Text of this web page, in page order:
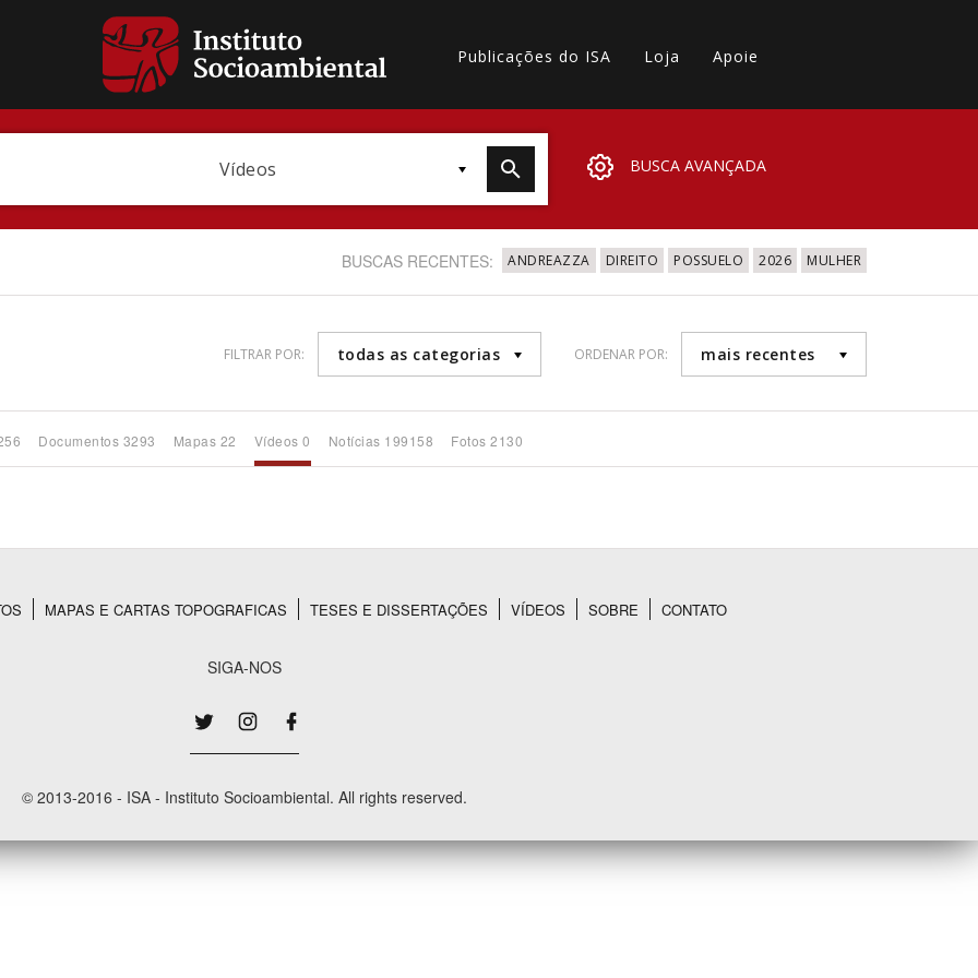
Publicações do ISA Loja Apoie
Vídeos BUSCA AVANÇADA
Área Protegida
BUSCAS RECENTES: ANDREAZZA DIREITO POSSUELO 2026 MULHER
FILTRAR POR: todas as categorias ORDENAR POR: mais recentes
Documentos 3293 Mapas 22 Vídeos 0 Notícias 199158 Fotos 2130
MAPAS E CARTAS TOPOGRAFICAS TESES E DISSERTAÇÕES VÍDEOS SOBRE CONTATO
SIGA-NOS
© 2013-2016 - ISA - Instituto Socioambiental. All rights reserved.